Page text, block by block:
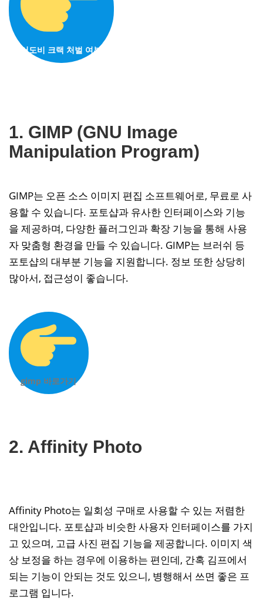
어도비 크랙 처벌 여부
1. GIMP (GNU Image
Manipulation Program)
GIMP는 오픈 소스 이미지 편집 소프트웨어로, 무료로 사
용할 수 있습니다. 포토샵과 유사한 인터페이스와 기능
을 제공하며, 다양한 플러그인과 확장 기능을 통해 사용
자 맞춤형 환경을 만들 수 있습니다. GIMP는 브러쉬 등
포토샵의 대부분 기능을 지원합니다. 정보 또한 상당히
많아서, 접근성이 좋습니다.
gimp 바로가기
2. Affinity Photo
Affinity Photo는 일회성 구매로 사용할 수 있는 저렴한
대안입니다. 포토샵과 비슷한 사용자 인터페이스를 가지
고 있으며, 고급 사진 편집 기능을 제공합니다. 이미지 색
상 보정을 하는 경우에 이용하는 편인데, 간혹 김프에서
되는 기능이 안되는 것도 있으니, 병행해서 쓰면 좋은 프
로그램 입니다.